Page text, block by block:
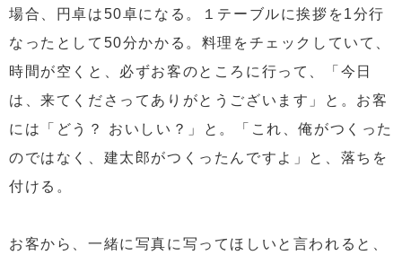
場合、円卓は50卓になる。１テーブルに挨拶を1分行
なったとして50分かかる。料理をチェックしていて、
時間が空くと、必ずお客のところに行って、「今日
は、来てくださってありがとうございます」と。お客
には「どう？ おいしい？」と。「これ、俺がつくった
のではなく、建太郎がつくったんですよ」と、落ちを
付ける。
お客から、一緒に写真に写ってほしいと言われると、